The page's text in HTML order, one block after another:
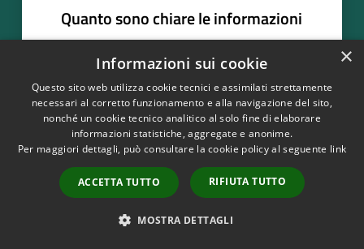
Quanto sono chiare le informazioni
Contatta il comune
×
Informazioni sui cookie
Questo sito web utilizza cookie tecnici e assimilati strettamente
necessari al corretto funzionamento e alla navigazione del sito,
nonché un cookie tecnico analitico al solo fine di elaborare
informazioni statistiche, aggregate e anonime.
Per maggiori dettagli, può consultare la cookie policy al seguente link
ACCETTA TUTTO RIFIUTA TUTTO
MOSTRA DETTAGLI